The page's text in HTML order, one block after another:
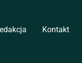
Kontakt